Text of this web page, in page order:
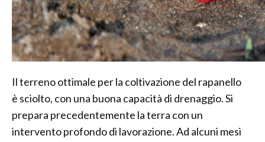
Il terreno ottimale per la coltivazione del rapanello
è sciolto, con una buona capacità di drenaggio. Si
prepara precedentemente la terra con un
intervento profondo di lavorazione. Ad alcuni mesi